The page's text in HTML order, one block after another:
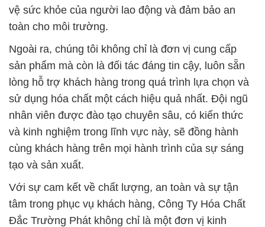
vệ sức khỏe của người lao động và đảm bảo an
toàn cho môi trường.
Ngoài ra, chúng tôi không chỉ là đơn vị cung cấp
sản phẩm mà còn là đối tác đáng tin cậy, luôn sẵn
lòng hỗ trợ khách hàng trong quá trình lựa chọn và
sử dụng hóa chất một cách hiệu quả nhất. Đội ngũ
nhân viên được đào tạo chuyên sâu, có kiến thức
và kinh nghiệm trong lĩnh vực này, sẽ đồng hành
cùng khách hàng trên mọi hành trình của sự sáng
tạo và sản xuất.
Với sự cam kết về chất lượng, an toàn và sự tận
tâm trong phục vụ khách hàng, Công Ty Hóa Chất
Đắc Trường Phát không chỉ là một đơn vị kinh